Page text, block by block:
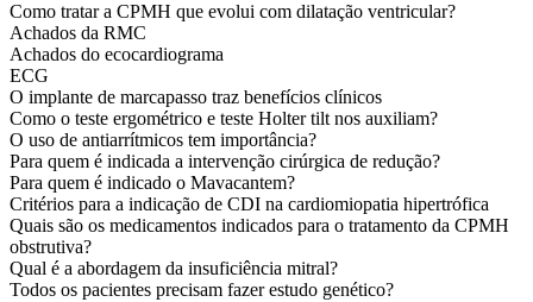
Como tratar a CPMH que evolui com dilatação ventricular?
Achados da RMC
Achados do ecocardiograma
ECG
O implante de marcapasso traz benefícios clínicos
Como o teste ergométrico e teste Holter tilt nos auxiliam?
O uso de antiarrítmicos tem importância?
Para quem é indicada a intervenção cirúrgica de redução?
Para quem é indicado o Mavacantem?
Critérios para a indicação de CDI na cardiomiopatia hipertrófica
Quais são os medicamentos indicados para o tratamento da CPMH
obstrutiva?
Qual é a abordagem da insuficiência mitral?
Todos os pacientes precisam fazer estudo genético?